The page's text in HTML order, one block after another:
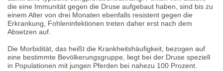
die eine Immunität gegen die Druse aufgebaut haben, sind bis zu
einem Alter von drei Monaten ebenfalls resistent gegen die
Erkrankung, Fohleninfektionen treten daher erst nach dem
Absetzen auf.
Die Morbidität, das heißt die Krankheitshäufigkeit, bezogen auf
eine bestimmte Bevölkerungsgruppe, liegt bei der Druse speziell
in Populationen mit jungen Pferden bei nahezu 100 Prozent.